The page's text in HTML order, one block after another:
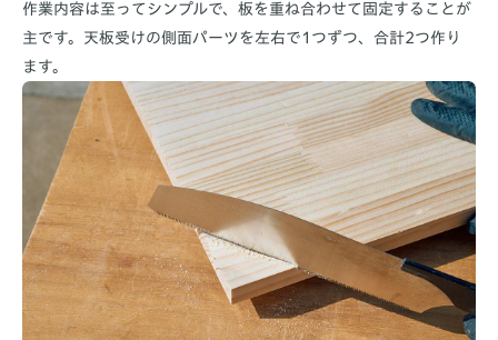
作業内容は至ってシンプルで、板を重ね合わせて固定することが
主です。天板受けの側面パーツを左右で1つずつ、合計2つ作り
ます。